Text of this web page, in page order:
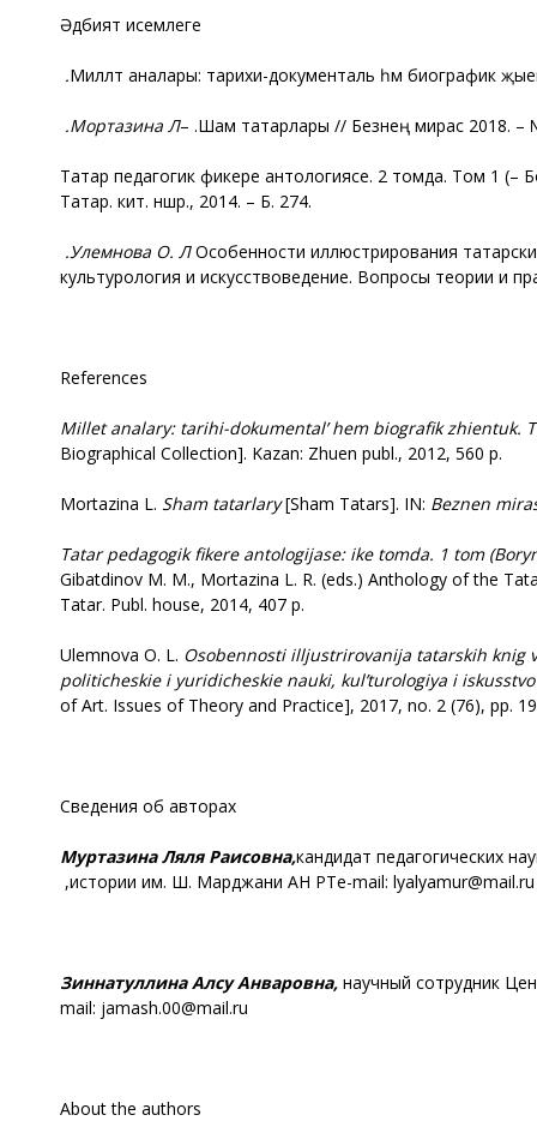
Әдәбият исемлеге
Милләт аналары: тарихи-документаль һәм биографик
Мортазина Л. Шам татарлары // Безнең мирас. – 2018. –
Татар педагогик фикере антологиясе. 2 томда. Том 1 (
Татар. кит. нәшр., 2014. – Б. 274.
Улемнова О. Л. Особенности иллюстрирования
культурология и искусствоведение. Вопросы теории и
References
Millet analary: tarihi-dokumental’һem biografik zhientuk.
Biographical Collection]. Kazan: Zhuen publ., 2012, 560 p.
Mortazina L. Sham tatarlary[Sham Tatars]. IN: Beznen
Tatar pedagogik fikere antologijase: ike tomda. 1 tom
Gibatdinov M. M., Mortazina L. R. (eds.) Anthology of the
Tatar. Publ. house, 2014, 407 p.
Ulemnova O. L. Osobennosti illjustrirovanija tatarskih knig
politicheskie i yuridicheskie nauki, kul’turologiya i
of Art. Issues of Theory and Practice], 2017, no. 2 (76), pp.
Сведения об авторах
Муртазина Ляля Раисовна,кандидат педагогических
истории им. Ш. Марджани АН РТ,e-mail: lyalyamur@mail.ru
Зиннатуллина Алсу Анваровна, научный сотрудник
mail: jamash.00@mail.ru
About the authors